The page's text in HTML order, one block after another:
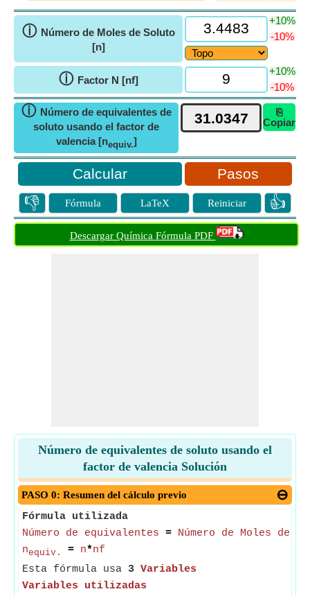
ⓘ Número de Moles de Soluto
[n]
+10%
-10%
ⓘ Factor N [nf]
+10%
-10%
ⓘ Número de equivalentes de
soluto usando el factor de
valencia [nequiv.]
⎘
Copiar
Pasos
👎 Fórmula LaTeX Reiniciar 👍
Descargar Química Fórmula PDF
Número de equivalentes de soluto usando el
factor de valencia Solución
PASO 0: Resumen del cálculo previo
Fórmula utilizada
Número de equivalentes = Número de Moles de
nequiv. = n*nf
Esta fórmula usa 3 Variables
Variables utilizadas